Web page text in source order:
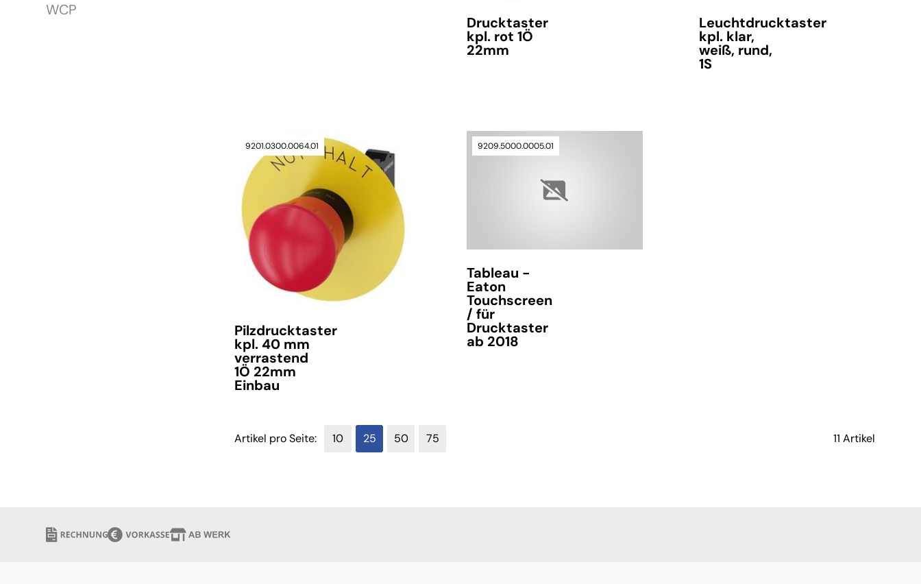
WCP
Drucktaster
kpl. rot 1Ö
22mm
Leuchtdrucktaster
kpl. klar,
weiß, rund,
1S
9201.0300.0064.01
Pilzdrucktaster
kpl. 40 mm
verrastend
1Ö 22mm
Einbau
9209.5000.0005.01
Tableau -
Eaton
Touchscreen
/ für
Drucktaster
ab 2018
11 Artikel
Artikel pro Seite: 10 25 50 75